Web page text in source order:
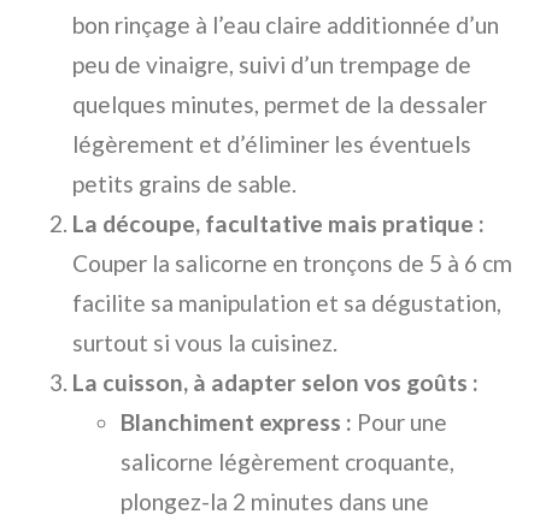
bon rinçage à l’eau claire additionnée d’un
peu de vinaigre, suivi d’un trempage de
quelques minutes, permet de la dessaler
légèrement et d’éliminer les éventuels
petits grains de sable.
La découpe, facultative mais pratique :
Couper la salicorne en tronçons de 5 à 6 cm
facilite sa manipulation et sa dégustation,
surtout si vous la cuisinez.
La cuisson, à adapter selon vos goûts :
Blanchiment express : Pour une
salicorne légèrement croquante,
plongez-la 2 minutes dans une